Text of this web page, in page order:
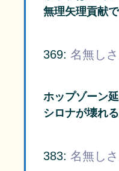
無理矢理貢献
369: 名無し
ホップゾーン
シロナが壊れ
383: 名無し